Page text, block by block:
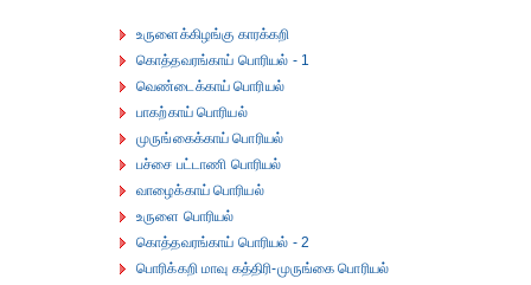
உருளைக்கிழங்கு காரக்கறி
கொத்தவரங்காய் பொரியல் - 1
வெண்டைக்காய் பொரியல்
பாகற்காய் பொரியல்
முருங்கைக்காய் பொரியல்
பச்சை பட்டாணி பொரியல்
வாழைக்காய் பொரியல்
உருளை பொரியல்
கொத்தவரங்காய் பொரியல் - 2
பொரிக்கறி மாவு கத்திரி-முருங்கை பொரியல்